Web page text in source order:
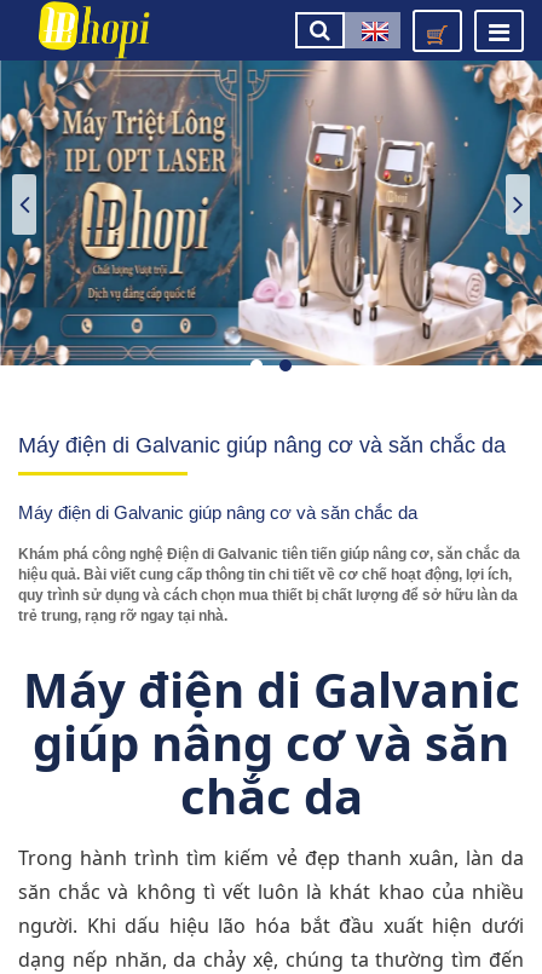
Máy điện di Galvanic giúp nâng cơ và săn chắc da
Máy điện di Galvanic giúp nâng cơ và săn chắc da
Khám phá công nghệ Điện di Galvanic tiên tiến giúp nâng cơ, săn chắc da
hiệu quả. Bài viết cung cấp thông tin chi tiết về cơ chế hoạt động, lợi ích,
quy trình sử dụng và cách chọn mua thiết bị chất lượng để sở hữu làn da
trẻ trung, rạng rỡ ngay tại nhà.
Máy điện di Galvanic
giúp nâng cơ và săn
chắc da
Trong hành trình tìm kiếm vẻ đẹp thanh xuân, làn da
săn chắc và không tì vết luôn là khát khao của nhiều
người. Khi dấu hiệu lão hóa bắt đầu xuất hiện dưới
dạng nếp nhăn, da chảy xệ, chúng ta thường tìm đến